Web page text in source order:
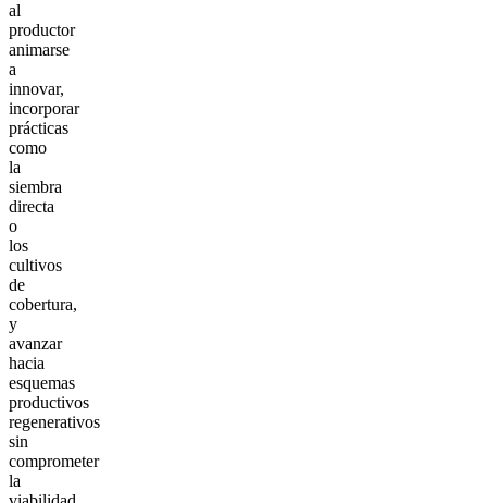
al
productor
animarse
a
innovar,
incorporar
prácticas
como
la
siembra
directa
o
los
cultivos
de
cobertura,
y
avanzar
hacia
esquemas
productivos
regenerativos
sin
comprometer
la